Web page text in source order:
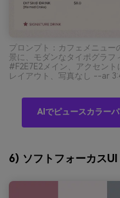
プロンプト：カフェメニュー
景に、モダンなタイポグラ
#F2E7E2メイン、アクセン
レイアウト、写真なし --ar
AIでピュースカラー
6) ソフトフォーカスUI